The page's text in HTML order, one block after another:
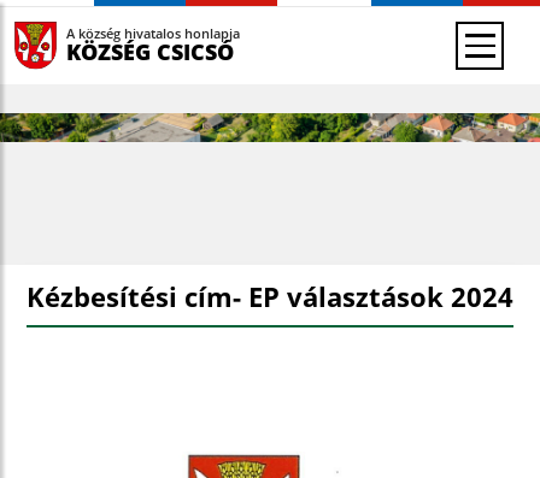
A község hivatalos honlapja
KÖZSÉG CSICSÓ
Kézbesítési cím- EP választások 2024